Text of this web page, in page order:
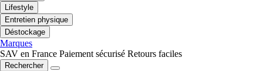
Lifestyle
Entretien physique
Déstockage
Marques
SAV en France Paiement sécurisé Retours faciles
Rechercher